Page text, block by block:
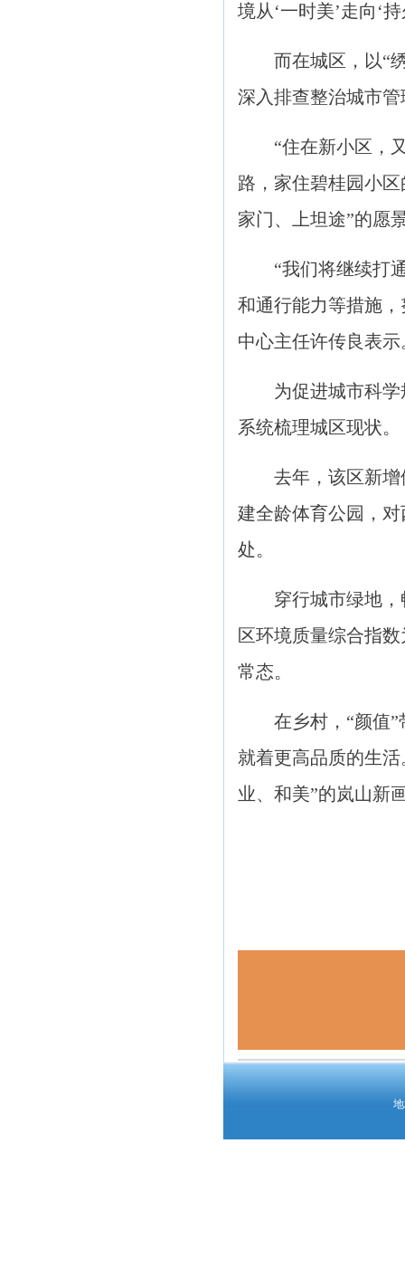
境从‘一时美’走向‘
而在城区，以“
深入排查整治城市
“住在新小区，
路，家住碧桂园小
家门、上坦途”的愿
“我们将继续打
和通行能力等措施
中心主任许传良表示
为促进城市科
系统梳理城区现状。
去年，该区新
建全龄体育公园，
处。
穿行城市绿地
区环境质量综合指
常态。
在乡村，“颜值
就着更高品质的生
业、和美”的岚山新